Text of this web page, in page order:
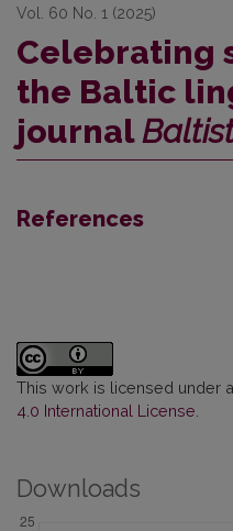
Vol. 60 No. 1 (2025)
Celebrating
the Baltic
journal
References
This work is licensed under a
4.0 International License
Downloads